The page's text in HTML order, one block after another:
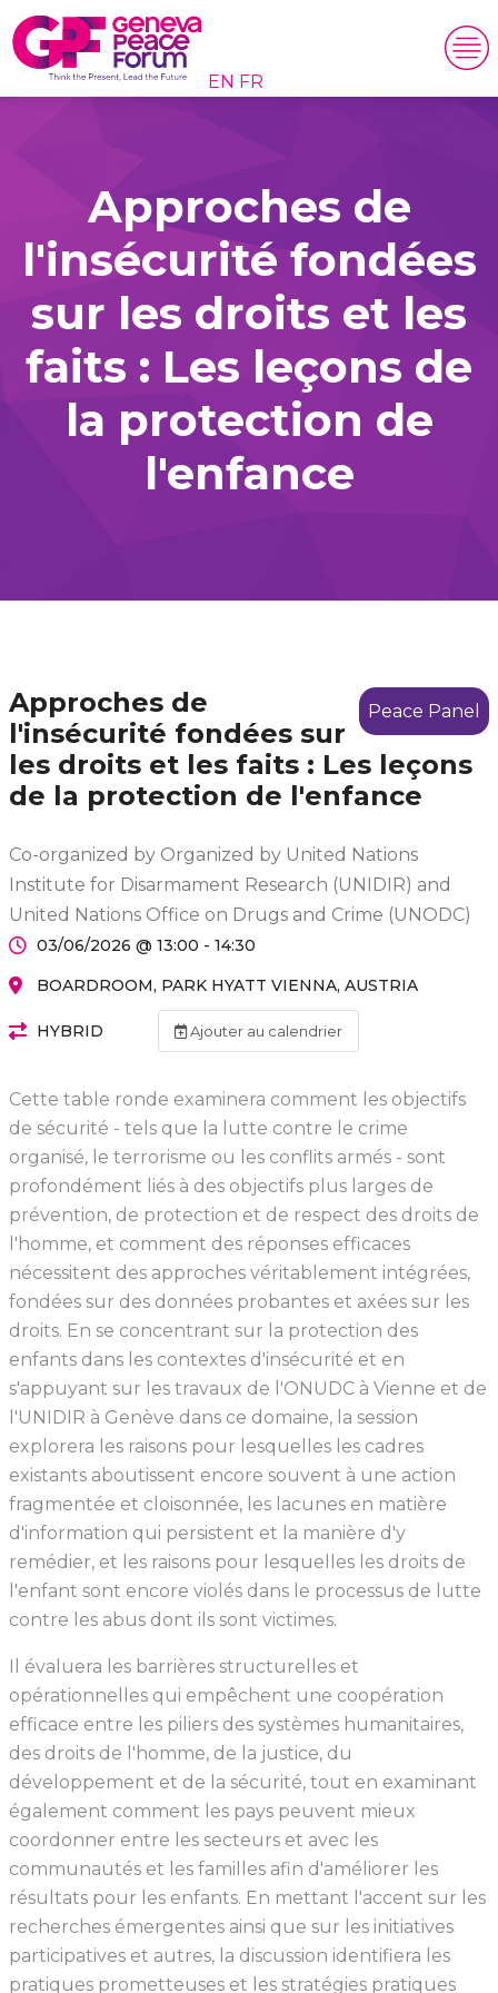
EN FR
Approches de
l'insécurité fondées
sur les droits et les
faits : Les leçons de
la protection de
l'enfance
Peace Panel
Approches de
l'insécurité fondées sur
les droits et les faits : Les leçons
de la protection de l'enfance
Co-organized by Organized by United Nations
Institute for Disarmament Research (UNIDIR) and
United Nations Office on Drugs and Crime (UNODC)
03/06/2026 @ 13:00 - 14:30
BOARDROOM, PARK HYATT VIENNA, AUSTRIA
HYBRID Ajouter au calendrier
Cette table ronde examinera comment les objectifs
de sécurité - tels que la lutte contre le crime
organisé, le terrorisme ou les conflits armés - sont
profondément liés à des objectifs plus larges de
prévention, de protection et de respect des droits de
l'homme, et comment des réponses efficaces
nécessitent des approches véritablement intégrées,
fondées sur des données probantes et axées sur les
droits. En se concentrant sur la protection des
enfants dans les contextes d'insécurité et en
s'appuyant sur les travaux de l'ONUDC à Vienne et de
l'UNIDIR à Genève dans ce domaine, la session
explorera les raisons pour lesquelles les cadres
existants aboutissent encore souvent à une action
fragmentée et cloisonnée, les lacunes en matière
d'information qui persistent et la manière d'y
remédier, et les raisons pour lesquelles les droits de
l'enfant sont encore violés dans le processus de lutte
contre les abus dont ils sont victimes.
Il évaluera les barrières structurelles et
opérationnelles qui empêchent une coopération
efficace entre les piliers des systèmes humanitaires,
des droits de l'homme, de la justice, du
développement et de la sécurité, tout en examinant
également comment les pays peuvent mieux
coordonner entre les secteurs et avec les
communautés et les familles afin d'améliorer les
résultats pour les enfants. En mettant l'accent sur les
recherches émergentes ainsi que sur les initiatives
participatives et autres, la discussion identifiera les
pratiques prometteuses et les stratégies pratiques